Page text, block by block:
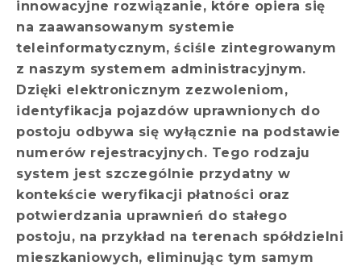
innowacyjne rozwiązanie, które opiera się
na zaawansowanym systemie
teleinformatycznym, ściśle zintegrowanym
z naszym systemem administracyjnym.
Dzięki elektronicznym zezwoleniom,
identyfikacja pojazdów uprawnionych do
postoju odbywa się wyłącznie na podstawie
numerów rejestracyjnych. Tego rodzaju
system jest szczególnie przydatny w
kontekście weryfikacji płatności oraz
potwierdzania uprawnień do stałego
postoju, na przykład na terenach spółdzielni
mieszkaniowych, eliminując tym samym